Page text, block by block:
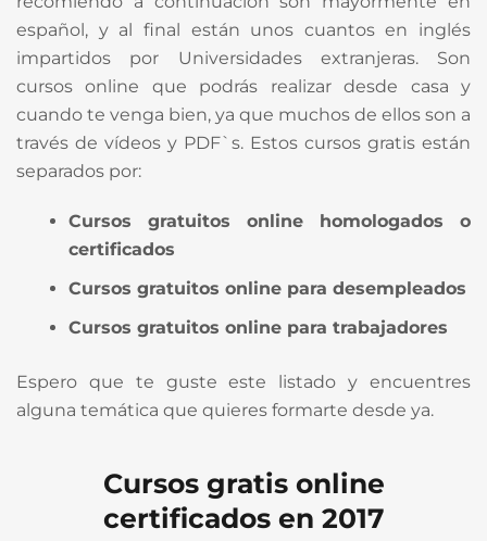
español, y al final están unos cuantos en inglés
impartidos por Universidades extranjeras. Son
cursos online que podrás realizar desde casa y
cuando te venga bien, ya que muchos de ellos son a
través de vídeos y PDF`s. Estos cursos gratis están
separados por:
Cursos gratuitos online homologados o
certificados
Cursos gratuitos online para desempleados
Cursos gratuitos online para trabajadores
Espero que te guste este listado y encuentres
alguna temática que quieres formarte desde ya.
Cursos gratis online
certificados en 2017